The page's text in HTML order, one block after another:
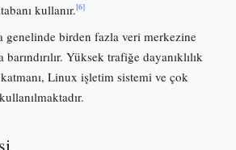
kullanır.[6]
genelinde birden fazla veri merkezine
barındırılır. Yüksek trafiğe dayanıklılık
Linux işletim sistemi ve çok